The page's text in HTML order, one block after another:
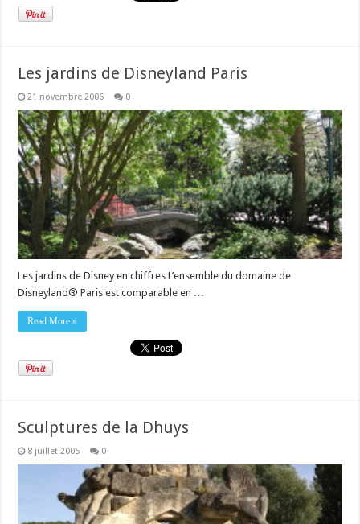
Les jardins de Disneyland Paris
21 novembre 2006 0
Les jardins de Disney en chiffres L’ensemble du domaine de
Disneyland® Paris est comparable en …
Read More »
Sculptures de la Dhuys
8 juillet 2005 0